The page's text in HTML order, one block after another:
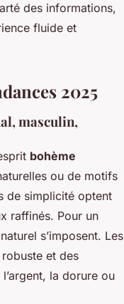
des informations,
fluide et
2025
masculin,
bohème
ou de motifs
de simplicité optent
raffinés. Pour un
s’imposent. Les
et des
la dorure ou